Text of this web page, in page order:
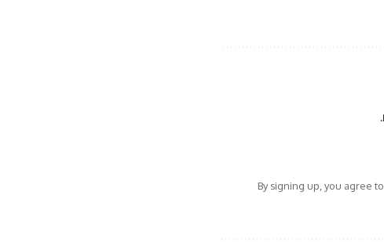
By signing up, you agree